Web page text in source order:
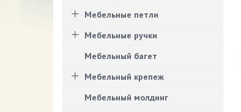
Мебельные петли
Мебельные ручки
Мебельный багет
Мебельный крепеж
Мебельный молдинг